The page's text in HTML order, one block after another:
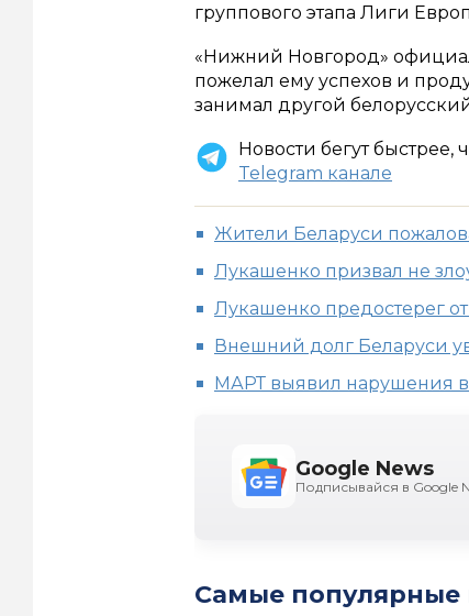
группового этапа Лиги
«Нижний Новгород»
пожелал ему успехов и
занимал другой
Новости бегут
Telegram канале
Жители Беларуси
Лукашенко призвал не
Лукашенко предостерег
Внешний долг Беларуси
МАРТ выявил нарушения в
Google News
Подписывайся в Google
Самые популярные